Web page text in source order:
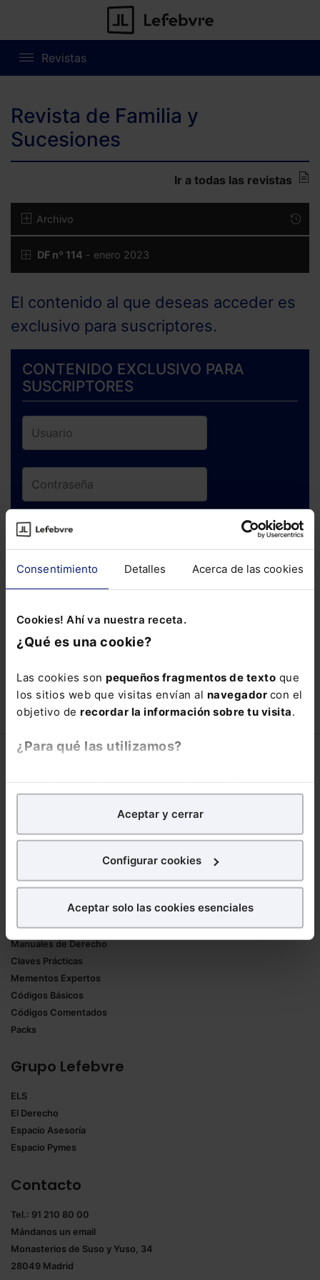
Consentimiento Detalles Acerca de las cookies
Cookies! Ahí va nuestra receta.
¿Qué es una cookie?
Las cookies son pequeños fragmentos de texto que
los sitios web que visitas envían al navegador con el
objetivo de recordar la información sobre tu visita.
¿Para qué las utilizamos?
analíticospara tratar demejorar tu experienciaen
nuestra página web. También con fines publicitarios,
para poder mostrarte publicidad y contenidos de tu
¿Qué puedes hacer?
experiencia en la web sea óptima
Puedes
También puedes
seleccionar solo aquellas que quieras permitir en tu
Saber más acerca de las cookies
Aceptar y cerrar
Configurar cookies
Aceptar solo las cookies esenciales
Revistas
Revista de Familia y
Sucesiones
Ir a todas las revistas
Archivo
DF nº 114 - enero 2023
El contenido al que deseas acceder es
exclusivo para suscriptores.
CONTENIDO EXCLUSIVO PARA
SUSCRIPTORES
ENTRAR
Si todavía no te has suscrito, no pierdas
está oportunidad y adquiere tu acceso
con un25% de descuento .
110,00€ 66,00€
COMPRAR
Lefebvre
Librerías asociadas
Productos
Formularios Jurídicos
Manuales de Derecho
Claves Prácticas
Mementos Expertos
Códigos Básicos
Códigos Comentados
Packs
Grupo Lefebvre
ELS
El Derecho
Espacio Asesoría
Espacio Pymes
Contacto
Tel.: 91 210 80 00
Mándanos un email
Monasterios de Suso y Yuso, 34
28049 Madrid